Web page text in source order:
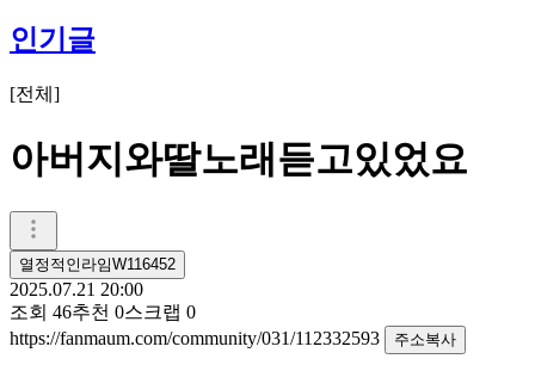
인기글
[전체 ]
아버지와딸노래듣고있었요
열정적인라임W116452
2025.07.21 20:00
조회 46추천 0스크랩 0
https://fanmaum.com/community/031/112332593
주소복사